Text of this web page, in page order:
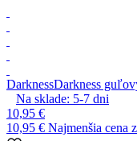
DarknessDarkness
Na sklade: 5-7 dni
10,95 €
10,95 € Najmenšia cena